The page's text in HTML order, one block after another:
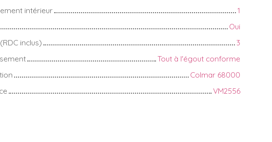
intérieur
1
Oui
inclus)
3
Tout à l'égout conforme
Colmar 68000
VM2556